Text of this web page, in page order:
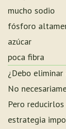
mucho sodio
fósforo
azúcar
poca fibra
¿Debo
No
Pero
estrategia